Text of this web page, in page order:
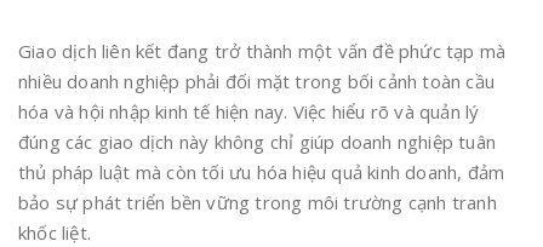
Giao dịch liên kết đang trở thành một vấn đề phức tạp mà
nhiều doanh nghiệp phải đối mặt trong bối cảnh toàn cầu
hóa và hội nhập kinh tế hiện nay. Việc hiểu rõ và quản lý
đúng các giao dịch này không chỉ giúp doanh nghiệp tuân
thủ pháp luật mà còn tối ưu hóa hiệu quả kinh doanh, đảm
bảo sự phát triển bền vững trong môi trường cạnh tranh
khốc liệt.